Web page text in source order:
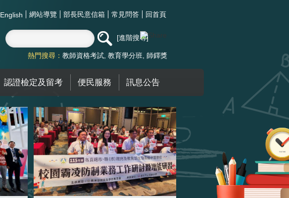
English 網站導覽 部長民意信箱 常見問答 回首頁
進階搜尋
熱門搜尋： 教師資格考試 教育學分班 師鐸獎
認證檢定及留考 便民服務 訊息公告